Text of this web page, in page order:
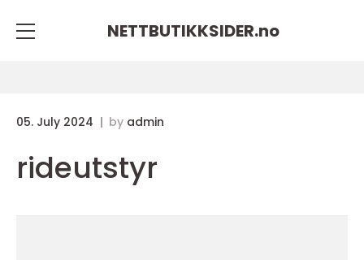
NETTBUTIKKSIDER.no
05. July 2024 by admin
rideutstyr